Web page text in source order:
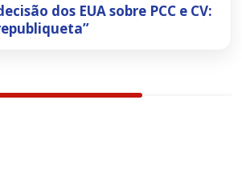
dos EUA sobre PCC e CV: